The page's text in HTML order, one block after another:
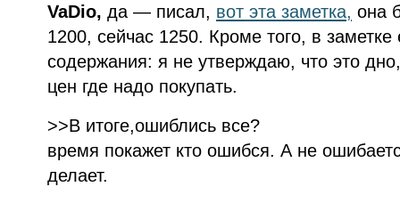
VaDio, да — писал, вот эта заметка, она
1200, сейчас 1250. Кроме того, в
содержания: я не утверждаю, что это
цен где надо покупать.
>>В итоге,ошиблись все?
время покажет кто ошибся. А не
делает.